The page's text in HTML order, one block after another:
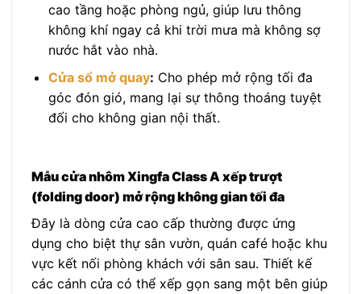
cao tầng hoặc phòng ngủ, giúp lưu thông
không khí ngay cả khi trời mưa mà không sợ
nước hắt vào nhà.
Cửa sổ mở quay: Cho phép mở rộng tối đa
góc đón gió, mang lại sự thông thoáng tuyệt
đối cho không gian nội thất.
Mẫu cửa nhôm Xingfa Class A xếp trượt
(folding door) mở rộng không gian tối đa
Đây là dòng cửa cao cấp thường được ứng
dụng cho biệt thự sân vườn, quán café hoặc khu
vực kết nối phòng khách với sân sau. Thiết kế
các cánh cửa có thể xếp gọn sang một bên giúp